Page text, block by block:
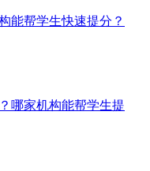
能帮学生快速提分？
哪家机构能帮学生提